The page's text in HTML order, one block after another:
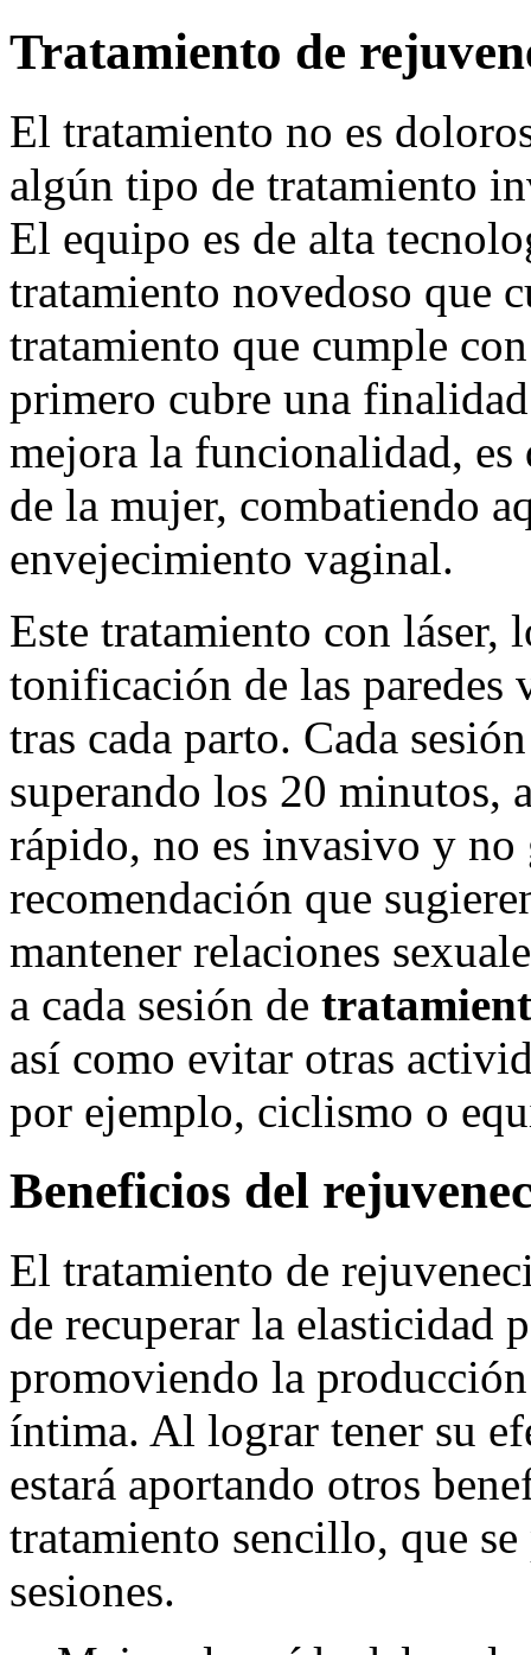
Tratamiento de
El tratamiento no es
algún tipo de tratamiento
El equipo es de alta
tratamiento novedoso que
tratamiento que cumple
primero cubre una
mejora la funcionalidad,
de la mujer, combatiendo
envejecimiento vaginal.
Este tratamiento con láser,
tonificación de las paredes
tras cada parto. Cada
superando los 20 minutos,
rápido, no es invasivo y no
recomendación que
mantener relaciones
a cada sesión de
así como evitar otras
por ejemplo, ciclismo o
Beneficios del
El tratamiento de
de recuperar la elasticidad
promoviendo la
íntima. Al lograr tener su
estará aportando otros
tratamiento sencillo, que
sesiones.